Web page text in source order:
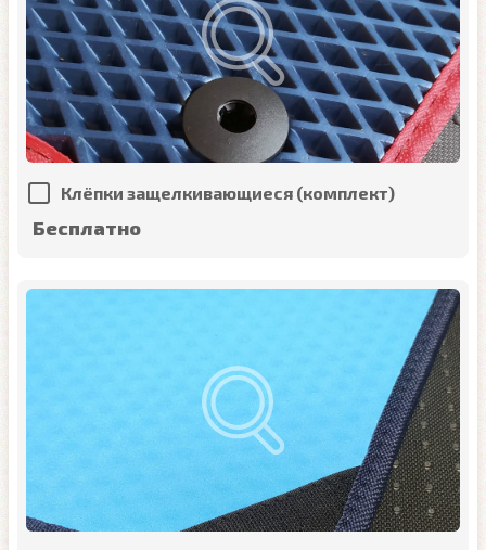
Клёпки защелкивающиеся (комплект)
Бесплатно